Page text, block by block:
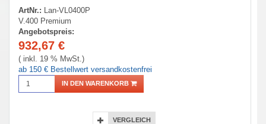
ArtNr.:
Lan-VL0400P
V.400 Premium
Angebotspreis:
932,67 €
( inkl. 19 % MwSt.)
ab 150 € Bestellwert versandkostenfrei
IN DEN WARENKORB
VERGLEICH